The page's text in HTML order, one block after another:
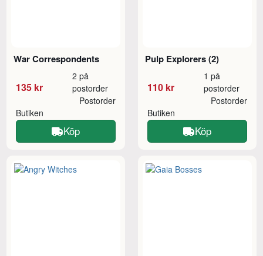
War Correspondents
135 kr
2 på
postorder
Butiken
Postorder
Köp
Pulp Explorers (2)
110 kr
1 på
postorder
Butiken
Postorder
Köp